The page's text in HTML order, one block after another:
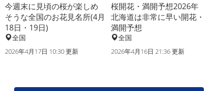
今週末に見頃の桜が楽しめ
そうな全国のお花見名所(4月
18日・19日)
全国
2026年4月17日 10:30 更新
桜開花・満開予想2026年
北海道は非常に早い開花・
満開予想
全国
2026年4月16日 21:36 更新